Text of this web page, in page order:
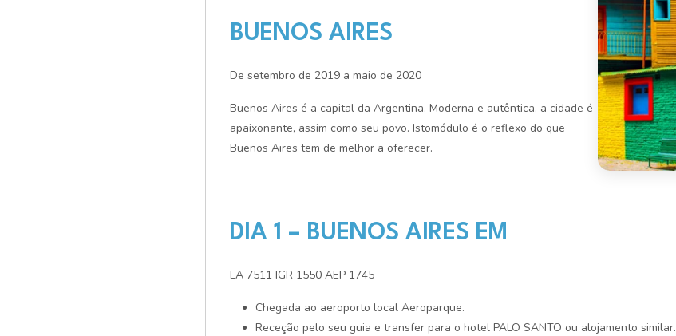
BUENOS AIRES
De setembro de 2019 a maio de 2020
Buenos Aires é a capital da Argentina. Moderna e autêntica, a cidade é
apaixonante, assim como seu povo. Istomódulo é o reflexo do que
Buenos Aires tem de melhor a oferecer.
DIA 1 – BUENOS AIRES EM
LA 7511 IGR 1550 AEP 1745
Chegada ao aeroporto local Aeroparque.
Receção pelo seu guia e transfer para o hotel PALO SANTO ou alojamento similar.